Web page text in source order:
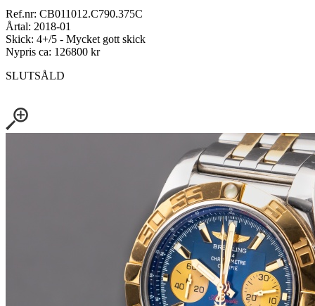
Ref.nr: CB011012.C790.375C
Årtal: 2018-01
Skick: 4+/5 - Mycket gott skick
Nypris ca: 126800 kr
SLUTSÅLD